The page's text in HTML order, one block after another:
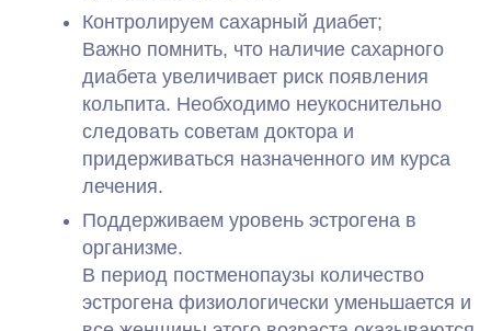
Контролируем сахарный диабет;
Важно помнить, что наличие сахарного
диабета увеличивает риск появления
кольпита. Необходимо неукоснительно
следовать советам доктора и
придерживаться назначенного им курса
лечения.
Поддерживаем уровень эстрогена в
организме.
В период постменопаузы количество
эстрогена физиологически уменьшается и